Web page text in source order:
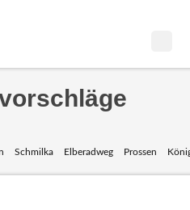
Schmilka Elberadweg Prossen